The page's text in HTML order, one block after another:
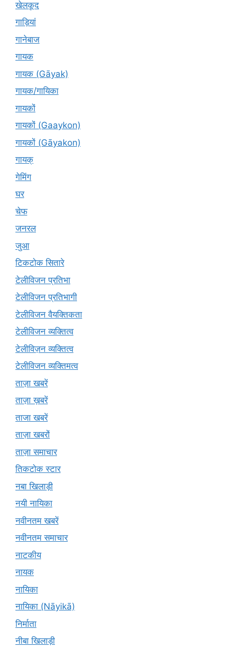
खेलकूद
गाड़ियां
गानेबाज
गायक
गायक (Gāyak)
गायक/गायिका
गायकों
गायकों (Gaaykon)
गायकों (Gāyakon)
गायक्
गेमिंग
घर
चेफ
जनरल
जुआ
टिकटोक सितारे
टेलीविजन प्रतिभा
टेलीविजन प्रतिभागी
टेलीविजन वैयक्तिकता
टेलीविजन व्यक्तित्व
टेलीविज़न व्यक्तित्व
टेलीविजन व्यक्तिमत्व
ताज़ा खबरें
ताज़ा ख़बरें
ताजा खबरें
ताज़ा खबरों
ताज़ा समाचार
तिकटोक स्टार
नबा खिलाड़ी
नयी नायिका
नवीनतम खबरें
नवीनतम समाचार
नाटकीय
नायक
नायिका
नायिका (Nāyikā)
निर्माता
नीबा खिलाड़ी